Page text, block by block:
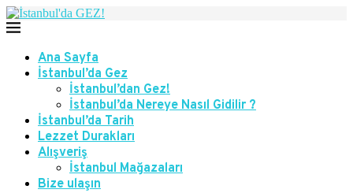
Ana Sayfa
İstanbul’da Gez
İstanbul’dan Gez!
İstanbul’da Nereye Nasıl Gidilir ?
İstanbul’da Tarih
Lezzet Durakları
Alışveriş
İstanbul Mağazaları
Bize ulaşın